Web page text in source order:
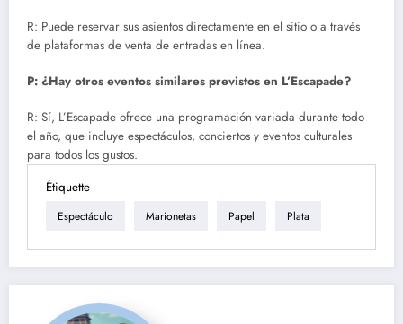
R: Puede reservar sus asientos directamente en el sitio o a través
de plataformas de venta de entradas en línea.
P: ¿Hay otros eventos similares previstos en L’Escapade?
R: Sí, L’Escapade ofrece una programación variada durante todo
el año, que incluye espectáculos, conciertos y eventos culturales
para todos los gustos.
Étiquette
Espectáculo Marionetas Papel Plata